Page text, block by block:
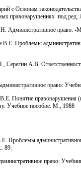
с Основам
правонарушениях под
право. -
Проблемы
Серегин А.В.
право:
Понятие правонарушения
Учебное пособие. М., 1988
Проблемы
89.
право: